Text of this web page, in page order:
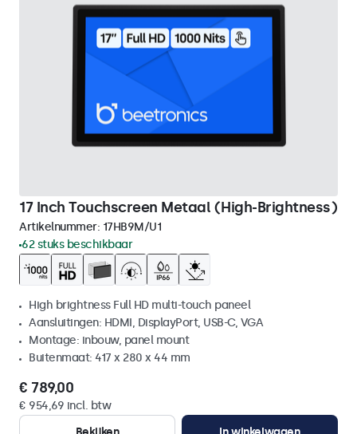
17 Inch Touchscreen Metaal (High-Brightness)
Artikelnummer: 17HB9M/U1
62 stuks beschikbaar
High brightness Full HD multi-touch paneel
Aansluitingen: HDMI, DisplayPort, USB-C, VGA
Montage: inbouw, panel mount
Buitenmaat: 417 x 280 x 44 mm
€ 789,00
€ 954,69 incl. btw